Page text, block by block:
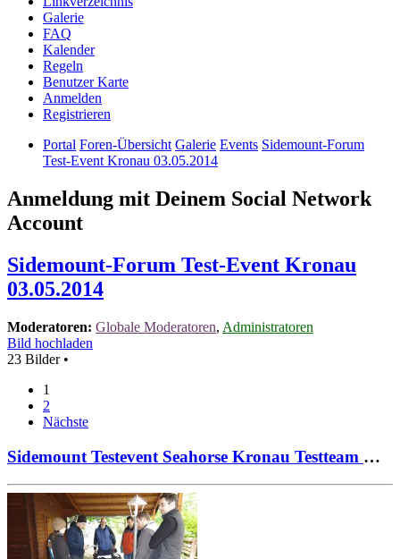
Galerie
FAQ
Kalender
Regeln
Benutzer Karte
Anmelden
Registrieren
Portal Foren-Übersicht Galerie Events Sidemount-Forum
Test-Event Kronau 03.05.2014
Anmeldung mit Deinem Social Network
Account
Sidemount-Forum Test-Event Kronau
03.05.2014
Moderatoren: Globale Moderatoren, Administratoren
Bild hochladen
23 Bilder •
1
2
Nächste
Sidemount Testevent Seahorse Kronau Testteam mit Chris 01